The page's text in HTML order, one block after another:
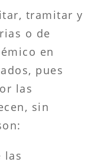
tramitar y
o de
en
pues
las
sin
las